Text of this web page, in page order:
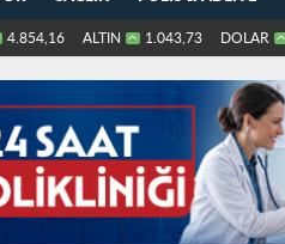
4.854,16 ALTIN 1.043,73 DOLAR